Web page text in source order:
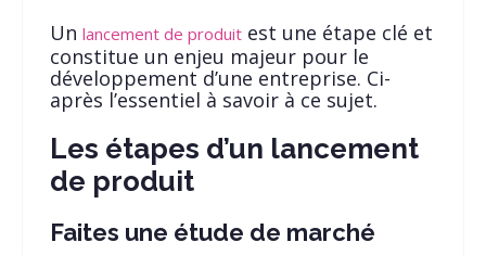
Un lancement de produitest une étape clé et
constitue un enjeu majeur pour le
développement d’une entreprise. Ci-
après l’essentiel à savoir à ce sujet.
Les étapes d’un lancement
de produit
Faites une étude de marché